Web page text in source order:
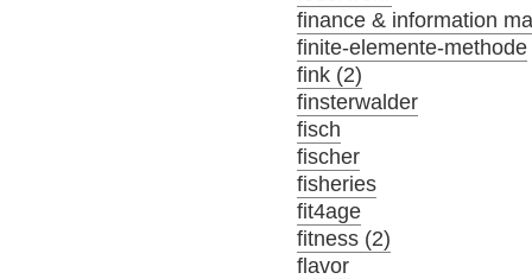
finance & information
finite-elemente-methode
fink (2)
finsterwalder
fisch
fischer
fisheries
fit4age
fitness (2)
flavor